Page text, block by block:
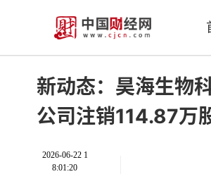
新动态：昊海生物
公司注销114.87万
2026-06-22 1
8:01:20